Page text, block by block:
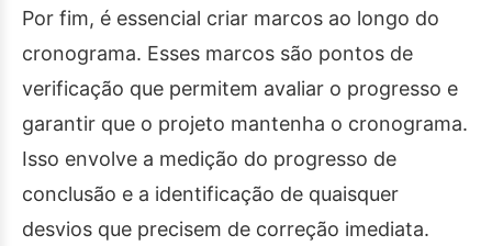
Por fim, é essencial criar marcos ao longo do
cronograma. Esses marcos são pontos de
verificação que permitem avaliar o progresso e
garantir que o projeto mantenha o cronograma.
Isso envolve a medição do progresso de
conclusão e a identificação de quaisquer
desvios que precisem de correção imediata.